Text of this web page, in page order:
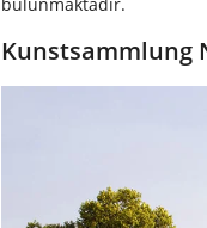
Kunstsammlung